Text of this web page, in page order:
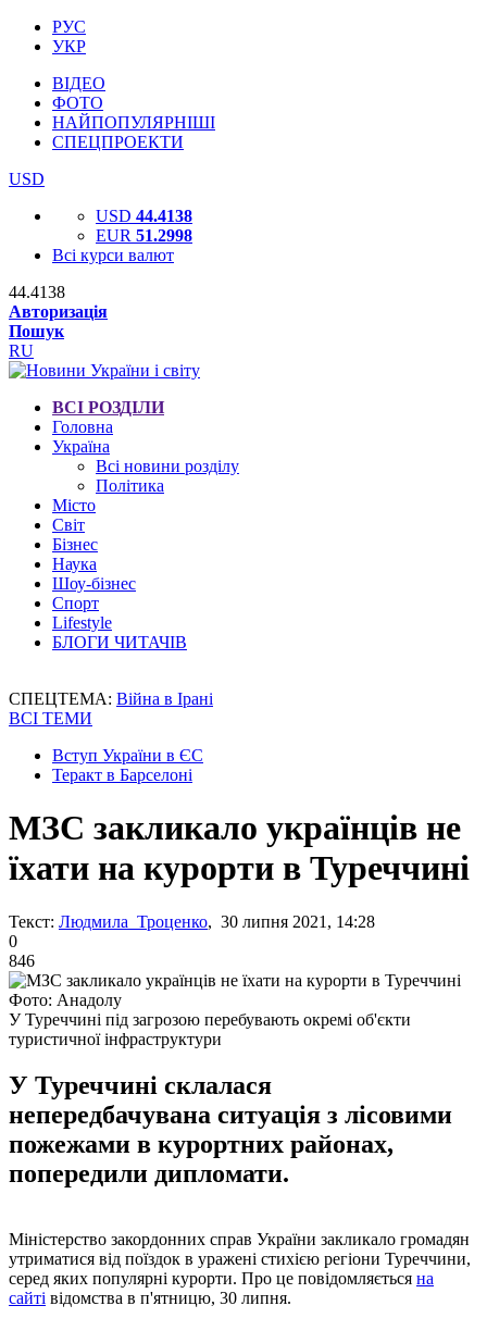
РУС
УКР
ВІДЕО
ФОТО
НАЙПОПУЛЯРНІШІ
СПЕЦПРОЕКТИ
USD
USD 44.4138
EUR 51.2998
Всі курси валют
44.4138
Авторизація
Пошук
RU
ВСІ РОЗДІЛИ
Головна
Україна
Всі новини розділу
Політика
Місто
Світ
Бізнес
Наука
Шоу-бізнес
Спорт
Lifestyle
БЛОГИ ЧИТАЧІВ
СПЕЦТЕМА: Війна в Ірані
ВСІ ТЕМИ
Вступ України в ЄС
Теракт в Барселоні
МЗС закликало українців не
їхати на курорти в Туреччині
Текст: Людмила Троценко, 30 липня 2021, 14:28
0
846
Фото: Анадолу
У Туреччині під загрозою перебувають окремі об'єкти
туристичної інфраструктури
У Туреччині склалася
непередбачувана ситуація з лісовими
пожежами в курортних районах,
попередили дипломати.
Міністерство закордонних справ України закликало громадян
утриматися від поїздок в уражені стихією регіони Туреччини,
серед яких популярні курорти. Про це повідомляється на
сайті відомства в п'ятницю, 30 липня.